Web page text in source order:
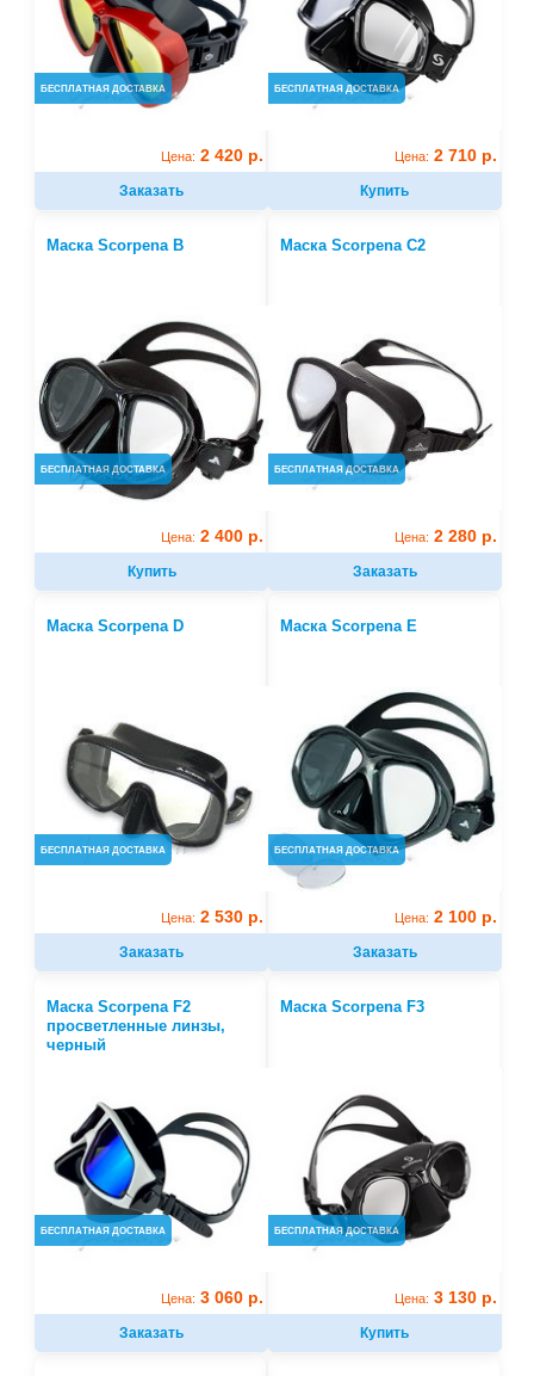
БЕСПЛАТНАЯ ДОСТАВКА
Цена: 2 420 р.
Заказать
БЕСПЛАТНАЯ ДОСТАВКА
Цена: 2 710 р.
Купить
Маска Scorpena B
БЕСПЛАТНАЯ ДОСТАВКА
Цена: 2 400 р.
Купить
Маска Scorpena C2
БЕСПЛАТНАЯ ДОСТАВКА
Цена: 2 280 р.
Заказать
Маска Scorpena D
БЕСПЛАТНАЯ ДОСТАВКА
Цена: 2 530 р.
Заказать
Маска Scorpena E
БЕСПЛАТНАЯ ДОСТАВКА
Цена: 2 100 р.
Заказать
Маска Scorpena F2
просветленные линзы,
черный
БЕСПЛАТНАЯ ДОСТАВКА
Цена: 3 060 р.
Заказать
Маска Scorpena F3
БЕСПЛАТНАЯ ДОСТАВКА
Цена: 3 130 р.
Купить